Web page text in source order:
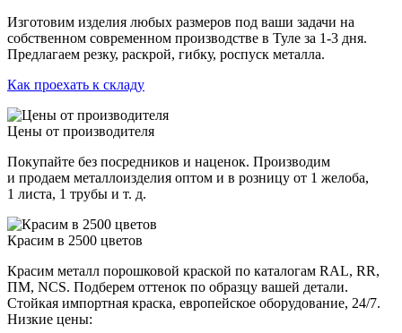
Изготовим изделия любых размеров под ваши задачи на
собственном современном производстве в Туле за 1-3 дня.
Предлагаем резку, раскрой, гибку, роспуск металла.
Как проехать к складу
Цены от производителя
Покупайте без посредников и наценок. Производим
и продаем металлоизделия оптом и в розницу от 1 желоба,
1 листа, 1 трубы и т. д.
Красим в 2500 цветов
Красим металл порошковой краской по каталогам RAL, RR,
ПМ, NCS. Подберем оттенок по образцу вашей детали.
Стойкая импортная краска, европейское оборудование, 24/7.
Низкие цены: